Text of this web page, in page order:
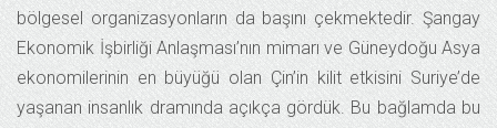
bölgesel organizasyonların da başını çekmektedir. Şangay
Ekonomik İşbirliği Anlaşması’nın mimarı ve Güneydoğu Asya
ekonomilerinin en büyüğü olan Çin’in kilit etkisini Suriye’de
yaşanan insanlık dramında açıkça gördük. Bu bağlamda bu